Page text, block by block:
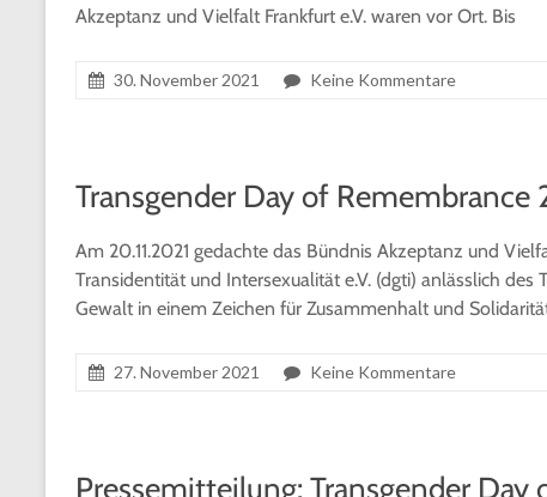
Akzeptanz und Vielfalt Frankfurt e.V. waren vor Ort. Bis
30. November 2021 Keine Kommentare
Transgender Day of Remembrance
Am 20.11.2021 gedachte das Bündnis Akzeptanz und
Transidentität und Intersexualität e.V. (dgti) anlässlich
Gewalt in einem Zeichen für Zusammenhalt und
27. November 2021 Keine Kommentare
Pressemitteilung: Transgender